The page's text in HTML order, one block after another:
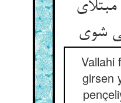
شوی‏
Vallahi
girsen